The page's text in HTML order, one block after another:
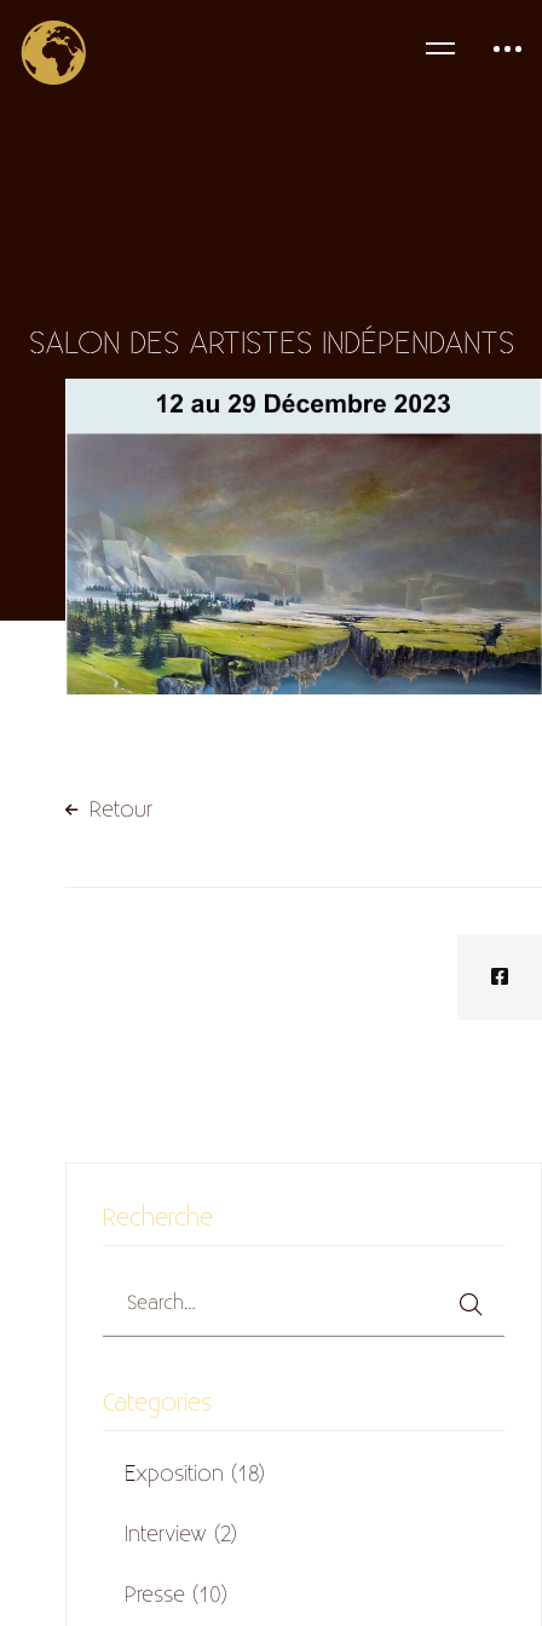
SALON DES ARTISTES INDÉPENDANTS
EXPOSITION
Retour
Recherche
Categories
Exposition (18)
Interview (2)
Presse (10)